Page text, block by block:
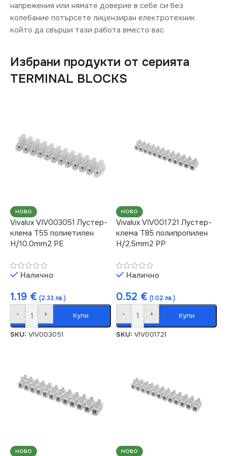
напрежения или нямате доверие в себе си без
колебание потърсете лицензиран електротехник
който да свърши тази работа вместо вас.
Избрани продукти от серията
TERMINAL BLOCKS
НОВО
Vivalux VIV003051 Лустер-
клема Т55 полиетилен
H/10.0mm2 PE
Налично
1.19 € (2.33 лв.)
- + Купи
SKU: VIV003051
НОВО
Vivalux VIV001721 Лустер-
клема Т85 полипропилен
H/2.5mm2 PP
Налично
0.52 € (1.02 лв.)
- + Купи
SKU: VIV001721
НОВО НОВО